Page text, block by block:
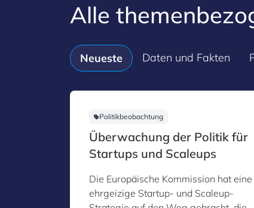
Alle
Neueste Daten und Fakten
Politikbeobachtung
Überwachung der Politik für
Startups und Scaleups
Die Europäische Kommission hat eine
ehrgeizige Startup- und Scaleup-